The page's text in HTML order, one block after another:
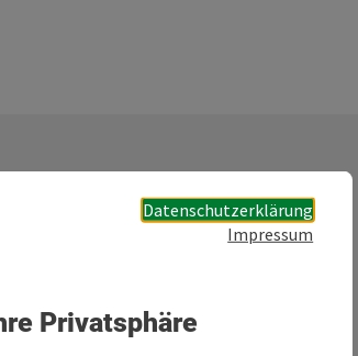
Datenschutzerklärung
Impressum
Privatsphäre